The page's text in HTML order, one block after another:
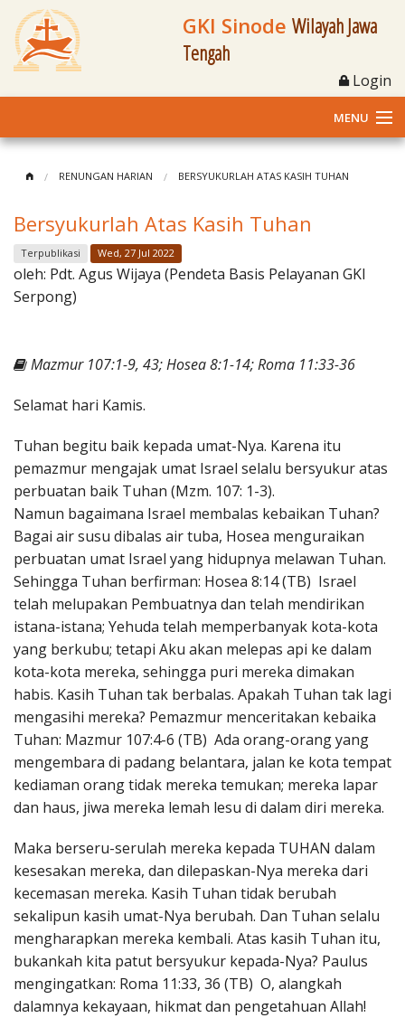
GKI Sinode Wilayah Jawa
Tengah
Login
MENU
Klasis dan Jemaat
Berita Kegiatan
Materi
RENUNGAN HARIAN BERSYUKURLAH ATAS KASIH TUHAN
Bersyukurlah Atas Kasih Tuhan
Terpublikasi Wed, 27 Jul 2022
oleh: Pdt. Agus Wijaya (Pendeta Basis Pelayanan GKI
Serpong)
Mazmur 107:1-9, 43; Hosea 8:1-14; Roma 11:33-36
Selamat hari Kamis.
Tuhan begitu baik kepada umat-Nya. Karena itu
pemazmur mengajak umat Israel selalu bersyukur atas
perbuatan baik Tuhan (Mzm. 107: 1-3).
Namun bagaimana Israel membalas kebaikan Tuhan?
Bagai air susu dibalas air tuba, Hosea menguraikan
perbuatan umat Israel yang hidupnya melawan Tuhan.
Sehingga Tuhan berfirman: Hosea 8:14 (TB) Israel
telah melupakan Pembuatnya dan telah mendirikan
istana-istana; Yehuda telah memperbanyak kota-kota
yang berkubu; tetapi Aku akan melepas api ke dalam
kota-kota mereka, sehingga puri mereka dimakan
habis. Kasih Tuhan tak berbalas. Apakah Tuhan tak lagi
mengasihi mereka? Pemazmur menceritakan kebaika
Tuhan: Mazmur 107:4-6 (TB) Ada orang-orang yang
mengembara di padang belantara, jalan ke kota tempat
kediaman orang tidak mereka temukan; mereka lapar
dan haus, jiwa mereka lemah lesu di dalam diri mereka.
Maka berseru-serulah mereka kepada TUHAN dalam
kesesakan mereka, dan dilepaskan-Nya mereka dari
kecemasan mereka. Kasih Tuhan tidak berubah
sekalipun kasih umat-Nya berubah. Dan Tuhan selalu
mengharapkan mereka kembali. Atas kasih Tuhan itu,
bukankah kita patut bersyukur kepada-Nya? Paulus
mengingatkan: Roma 11:33, 36 (TB) O, alangkah
dalamnya kekayaan, hikmat dan pengetahuan Allah!